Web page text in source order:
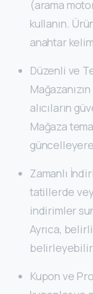
(arama
kullanın.
anahtar
Düzenli ve
alıcıların
Mağaza
Zamanlı
tatillerde
indirimler
Ayrıca,
Kupon ve